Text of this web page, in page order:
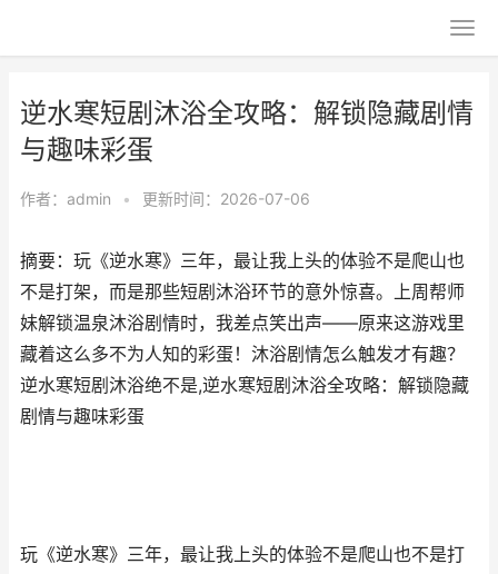
逆水寒短剧沐浴全攻略：解锁隐藏剧情
与趣味彩蛋
作者： admin • 更新时间：2026-07-06
摘要：玩《逆水寒》三年，最让我上头的体验不是爬山也
不是打架，而是那些短剧沐浴环节的意外惊喜。上周帮师
妹解锁温泉沐浴剧情时，我差点笑出声——原来这游戏里
藏着这么多不为人知的彩蛋！沐浴剧情怎么触发才有趣？
逆水寒短剧沐浴绝不是,逆水寒短剧沐浴全攻略：解锁隐藏
剧情与趣味彩蛋
玩《逆水寒》三年，最让我上头的体验不是爬山也不是打